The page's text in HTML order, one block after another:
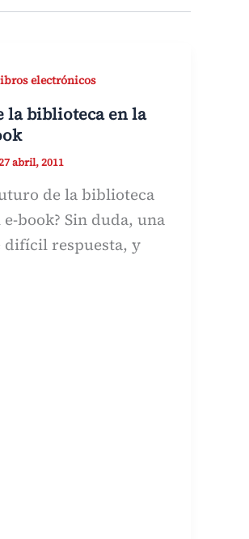
electrónicos
la biblioteca en la
abril, 2011
de la biblioteca
book? Sin duda, una
difícil respuesta, y